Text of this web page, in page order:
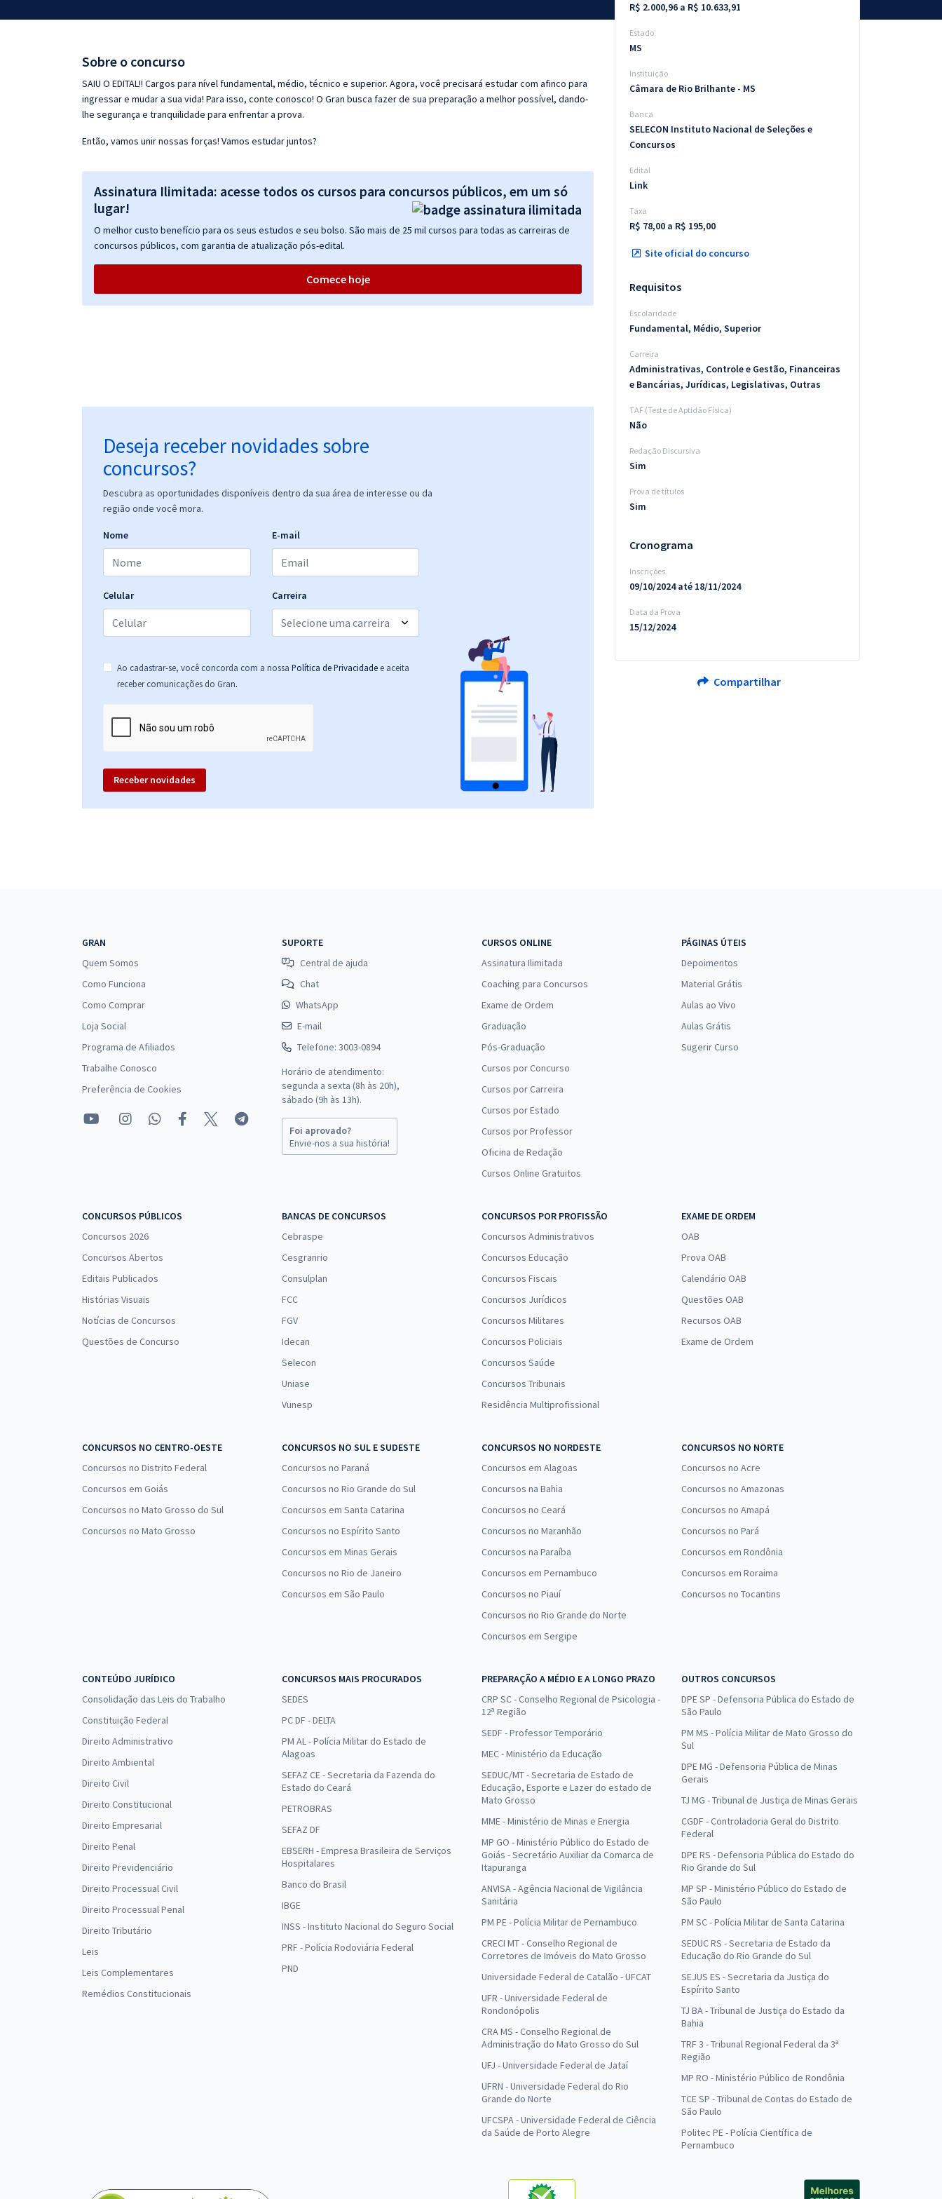
Questões grátis
Conteúdo gratuito
Sobre o concurso
SAIU O EDITAL!! Cargos para nível fundamental, médio, técnico e superior. Agora, você precisará estudar com afinco para
ingressar e mudar a sua vida! Para isso, conte conosco! O Gran busca fazer de sua preparação a melhor possível, dando-
lhe segurança e tranquilidade para enfrentar a prova.
Então, vamos unir nossas forças! Vamos estudar juntos?
Assinatura Ilimitada: acesse todos os cursos para concursos públicos, em um só
lugar!
O melhor custo benefício para os seus estudos e seu bolso. São mais de 25 mil cursos para todas as carreiras de
concursos públicos, com garantia de atualização pós-edital.
Comece hoje
Deseja receber novidades sobre
concursos?
Descubra as oportunidades disponíveis dentro da sua área de interesse ou da
região onde você mora.
Nome E-mail
Celular Carreira
Ao cadastrar-se, você concorda com a nossa Política de Privacidade e aceita
receber comunicações do Gran.
Receber novidades
R$ 2.000,96 a R$ 10.633,91
Estado
MS
Instituição
Câmara de Rio Brilhante - MS
Banca
SELECON Instituto Nacional de Seleções e
Concursos
Edital
Link
Taxa
R$ 78,00 a R$ 195,00
Site oficial do concurso
Requisitos
Escolaridade
Fundamental, Médio, Superior
Carreira
Administrativas, Controle e Gestão, Financeiras
e Bancárias, Jurídicas, Legislativas, Outras
TAF (Teste de Aptidão Física)
Não
Redação Discursiva
Sim
Prova de títulos
Sim
Cronograma
Inscrições
09/10/2024 até 18/11/2024
Data da Prova
15/12/2024
Compartilhar
GRAN
Quem Somos
Como Funciona
Como Comprar
Loja Social
Programa de Afiliados
Trabalhe Conosco
Preferência de Cookies
SUPORTE
Central de ajuda
Chat
WhatsApp
E-mail
Telefone: 3003-0894
Horário de atendimento:
segunda a sexta (8h às 20h),
sábado (9h às 13h).
Foi aprovado?
Envie-nos a sua história!
CURSOS ONLINE
Assinatura Ilimitada
Coaching para Concursos
Exame de Ordem
Graduação
Pós-Graduação
Cursos por Concurso
Cursos por Carreira
Cursos por Estado
Cursos por Professor
Oficina de Redação
Cursos Online Gratuitos
PÁGINAS ÚTEIS
Depoimentos
Material Grátis
Aulas ao Vivo
Aulas Grátis
Sugerir Curso
CONCURSOS PÚBLICOS
Concursos 2026
Concursos Abertos
Editais Publicados
Histórias Visuais
Notícias de Concursos
Questões de Concurso
BANCAS DE CONCURSOS
Cebraspe
Cesgranrio
Consulplan
FCC
FGV
Idecan
Selecon
Uniase
Vunesp
CONCURSOS POR PROFISSÃO
Concursos Administrativos
Concursos Educação
Concursos Fiscais
Concursos Jurídicos
Concursos Militares
Concursos Policiais
Concursos Saúde
Concursos Tribunais
Residência Multiprofissional
EXAME DE ORDEM
OAB
Prova OAB
Calendário OAB
Questões OAB
Recursos OAB
Exame de Ordem
CONCURSOS NO CENTRO-OESTE
Concursos no Distrito Federal
Concursos em Goiás
Concursos no Mato Grosso do Sul
Concursos no Mato Grosso
CONCURSOS NO SUL E SUDESTE
Concursos no Paraná
Concursos no Rio Grande do Sul
Concursos em Santa Catarina
Concursos no Espírito Santo
Concursos em Minas Gerais
Concursos no Rio de Janeiro
Concursos em São Paulo
CONCURSOS NO NORDESTE
Concursos em Alagoas
Concursos na Bahia
Concursos no Ceará
Concursos no Maranhão
Concursos na Paraíba
Concursos em Pernambuco
Concursos no Piauí
Concursos no Rio Grande do Norte
Concursos em Sergipe
CONCURSOS NO NORTE
Concursos no Acre
Concursos no Amazonas
Concursos no Amapá
Concursos no Pará
Concursos em Rondônia
Concursos em Roraima
Concursos no Tocantins
CONTEÚDO JURÍDICO
Consolidação das Leis do Trabalho
Constituição Federal
Direito Administrativo
Direito Ambiental
Direito Civil
Direito Constitucional
Direito Empresarial
Direito Penal
Direito Previdenciário
Direito Processual Civil
Direito Processual Penal
Direito Tributário
Leis
Leis Complementares
Remédios Constitucionais
CONCURSOS MAIS PROCURADOS
SEDES
PC DF - DELTA
PM AL - Polícia Militar do Estado de
Alagoas
SEFAZ CE - Secretaria da Fazenda do
Estado do Ceará
PETROBRAS
SEFAZ DF
EBSERH - Empresa Brasileira de Serviços
Hospitalares
Banco do Brasil
IBGE
INSS - Instituto Nacional do Seguro Social
PRF - Polícia Rodoviária Federal
PND
PREPARAÇÃO A MÉDIO E A LONGO PRAZO
CRP SC - Conselho Regional de Psicologia -
12ª Região
SEDF - Professor Temporário
MEC - Ministério da Educação
SEDUC/MT - Secretaria de Estado de
Educação, Esporte e Lazer do estado de
Mato Grosso
MME - Ministério de Minas e Energia
MP GO - Ministério Público do Estado de
Goiás - Secretário Auxiliar da Comarca de
Itapuranga
ANVISA - Agência Nacional de Vigilância
Sanitária
PM PE - Polícia Militar de Pernambuco
CRECI MT - Conselho Regional de
Corretores de Imóveis do Mato Grosso
Universidade Federal de Catalão - UFCAT
UFR - Universidade Federal de
Rondonópolis
CRA MS - Conselho Regional de
Administração do Mato Grosso do Sul
UFJ - Universidade Federal de Jataí
UFRN - Universidade Federal do Rio
Grande do Norte
UFCSPA - Universidade Federal de Ciência
da Saúde de Porto Alegre
OUTROS CONCURSOS
DPE SP - Defensoria Pública do Estado de
São Paulo
PM MS - Polícia Militar de Mato Grosso do
Sul
DPE MG - Defensoria Pública de Minas
Gerais
TJ MG - Tribunal de Justiça de Minas Gerais
CGDF - Controladoria Geral do Distrito
Federal
DPE RS - Defensoria Pública do Estado do
Rio Grande do Sul
MP SP - Ministério Público do Estado de
São Paulo
PM SC - Polícia Militar de Santa Catarina
SEDUC RS - Secretaria de Estado da
Educação do Rio Grande do Sul
SEJUS ES - Secretaria da Justiça do
Espírito Santo
TJ BA - Tribunal de Justiça do Estado da
Bahia
TRF 3 - Tribunal Regional Federal da 3ª
Região
MP RO - Ministério Público de Rondônia
TCE SP - Tribunal de Contas do Estado de
São Paulo
Politec PE - Polícia Científica de
Pernambuco